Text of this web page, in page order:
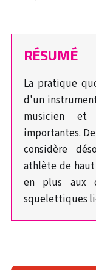
RÉSUMÉ
La pratique
d'un
musicien et
importantes.
considère
athlète de
en plus aux
squelettiques